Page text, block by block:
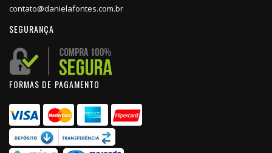
contato@danielafontes.com.br
SEGURANÇA
FORMAS DE PAGAMENTO